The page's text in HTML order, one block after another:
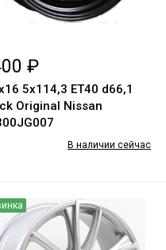
₽
5х114,3 ЕТ40 d66,1
Original Nissan
В наличии сейчас